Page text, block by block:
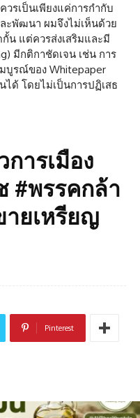
รเป็นเพียงแค่การกำกับ
ะพัฒนา ผมจึงไม่เห็นด้วย
น แต่ควรส่งเสริมและมี
มีกติกาชัดเจน เช่น การ
บูรณ์ของ Whitepaper
ด้ โดยไม่เป็นการปฏิเสธ
ารเมือง
#พรรคกล้า
ยเหรียญ
Pinterest